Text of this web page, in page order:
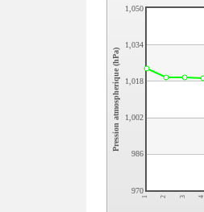
1 2 3 4
970
986
1,002
1,018
1,034
1,050
Pression atmospherique (hPa)